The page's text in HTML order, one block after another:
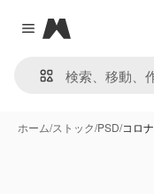
Close menu
Magnific
ホーム/ストック/PSD/コロ